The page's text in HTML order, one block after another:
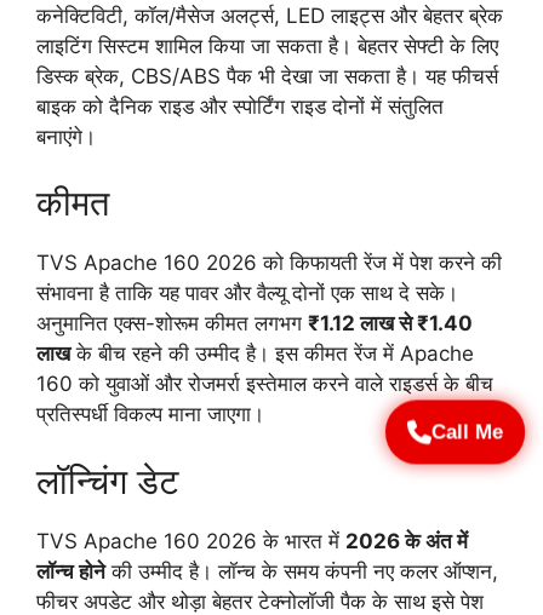
Call Me
कनेक्टिविटी, कॉल/मैसेज अलर्ट्स, LED लाइट्स और बेहतर ब्रेक
लाइटिंग सिस्टम शामिल किया जा सकता है। बेहतर सेफ्टी के लिए
डिस्क ब्रेक, CBS/ABS पैक भी देखा जा सकता है। यह फीचर्स
बाइक को दैनिक राइड और स्पोर्टिंग राइड दोनों में संतुलित
बनाएंगे।
कीमत
TVS Apache 160 2026 को किफायती रेंज में पेश करने की
संभावना है ताकि यह पावर और वैल्यू दोनों एक साथ दे सके।
अनुमानित एक्स-शोरूम कीमत लगभग ₹1.12 लाख से ₹1.40
लाखके बीच रहने की उम्मीद है। इस कीमत रेंज में Apache
160 को युवाओं और रोजमर्रा इस्तेमाल करने वाले राइडर्स के बीच
प्रतिस्पर्धी विकल्प माना जाएगा।
लॉन्चिंग डेट
TVS Apache 160 2026 के भारत में 2026 के अंत में
लॉन्च होनेकी उम्मीद है। लॉन्च के समय कंपनी नए कलर ऑप्शन,
फीचर अपडेट और थोड़ा बेहतर टेक्नोलॉजी पैक के साथ इसे पेश